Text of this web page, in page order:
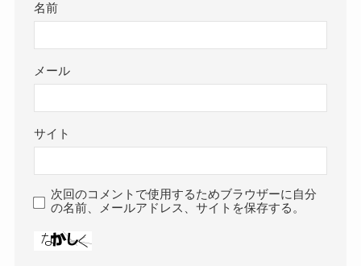
名前
メール
サイト
次回のコメントで使用するためブラウザーに自分
の名前、メールアドレス、サイトを保存する。